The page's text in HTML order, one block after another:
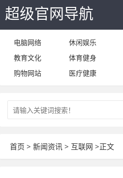
超级官网导航
电脑网络 休闲娱乐
教育文化
体育健身
购物网站
医疗健康
首页 > 新闻资讯 > 互联网 >正文